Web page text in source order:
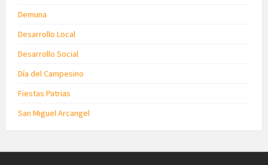
Demuna
Desarrollo Local
Desarrollo Social
Día del Campesino
Fiestas Patrias
San Miguel Arcangel